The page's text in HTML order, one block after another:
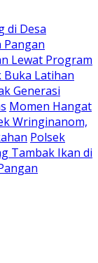
di Desa
Pangan
Lewat Program
Buka Latihan
Generasi
Momen Hangat
Wringinanom,
Polsek
Tambak Ikan di